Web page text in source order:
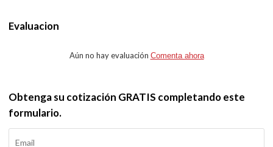
Evaluacion
Aún no hay evaluación Comenta ahora
Obtenga su cotización GRATIS completando este
formulario.